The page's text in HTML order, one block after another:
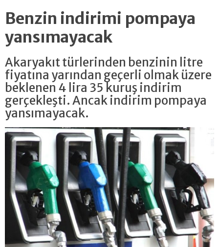
Benzin indirimi pompaya
yansımayacak
Akaryakıt türlerinden benzinin litre
fiyatına yarından geçerli olmak üzere
beklenen 4 lira 35 kuruş indirim
gerçekleşti. Ancak indirim pompaya
yansımayacak.